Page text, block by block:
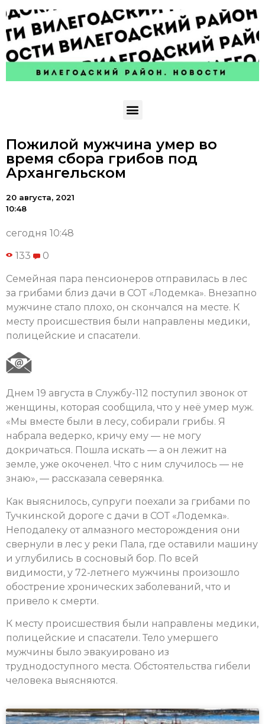
Пожилой мужчина умер во
время сбора грибов под
Архангельском
20 августа, 2021
10:48
сегодня 10:48
133 0
Семейная пара пенсионеров отправилась в лес
за грибами близ дачи в СОТ «Лодемка». Внезапно
мужчине стало плохо, он скончался на месте. К
месту происшествия были направлены медики,
полицейские и спасатели.
Днем 19 августа в Службу-112 поступил звонок от
женщины, которая сообщила, что у неё умер муж.
«Мы вместе были в лесу, собирали грибы. Я
набрала ведерко, кричу ему — не могу
докричаться. Пошла искать — а он лежит на
земле, уже окоченел. Что с ним случилось — не
знаю», — рассказала северянка.
Как выяснилось, супруги поехали за грибами по
Тучкинской дороге с дачи в СОТ «Лодемка».
Неподалеку от алмазного месторождения они
свернули в лес у реки Пала, где оставили машину
и углубились в сосновый бор. По всей
видимости, у 72-летнего мужчины произошло
обострение хронических заболеваний, что и
привело к смерти.
К месту происшествия были направлены медики,
полицейские и спасатели. Тело умершего
мужчины было эвакуировано из
труднодоступного места. Обстоятельства гибели
человека выясняются.